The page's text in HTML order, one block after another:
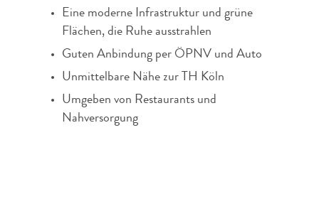
Eine moderne Infrastruktur und grüne
Flächen, die Ruhe ausstrahlen
Guten Anbindung per ÖPNV und Auto
Unmittelbare Nähe zur TH Köln
Umgeben von Restaurants und
Nahversorgung